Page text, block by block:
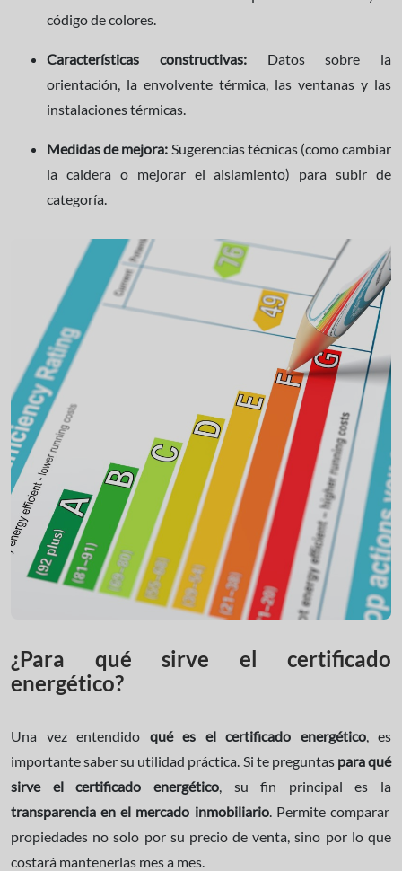
código de colores.
Características constructivas:Datos sobre la
orientación, la envolvente térmica, las ventanas y las
instalaciones térmicas.
Medidas de mejora: Sugerencias técnicas (como cambiar
la caldera o mejorar el aislamiento) para subir de
categoría.
¿Para qué sirve el certificado
energético?
Una vez entendido qué es el certificado energético, es
importante saber su utilidad práctica. Si te preguntas para qué
sirve el certificado energético, su fin principal es la
transparencia en el mercado inmobiliario. Permite comparar
propiedades no solo por su precio de venta, sino por lo que
costará mantenerlas mes a mes.